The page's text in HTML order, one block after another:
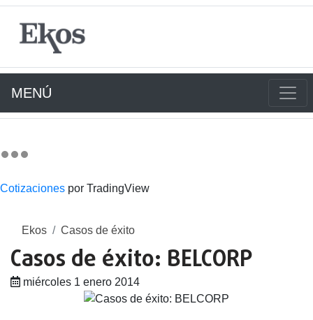
MENÚ
Cotizaciones por TradingView
Ekos Casos de éxito
Casos de éxito: BELCORP
miércoles 1 enero 2014